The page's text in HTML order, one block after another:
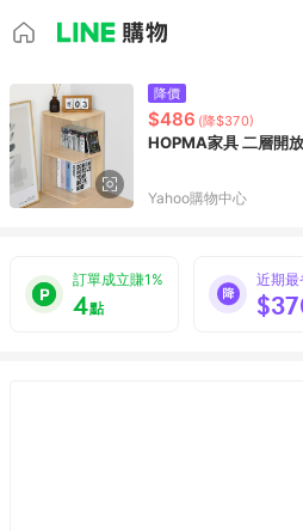
降價
$486 (降$370)
HOPMA家具 二層開
Yahoo購物中心
訂單成立賺1%
4點
近期最